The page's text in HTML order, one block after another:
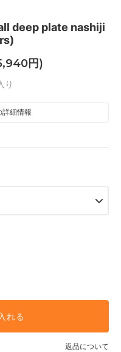
deep plate nashiji
円)
り
詳細情報
れる
返品について